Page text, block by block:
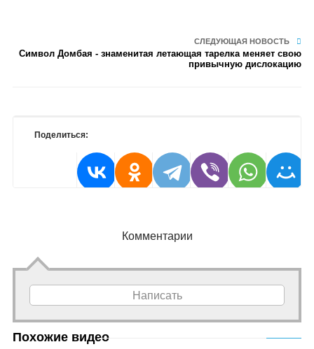
СЛЕДУЮЩАЯ НОВОСТЬ
Символ Домбая - знаменитая летающая тарелка меняет свою
привычную дислокацию
Поделиться:
Комментарии
Написать
Похожие видео